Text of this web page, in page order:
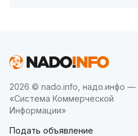
2026 © nado.info, надо.инфо
«Система Коммерческой
Информации»
Подать объявление